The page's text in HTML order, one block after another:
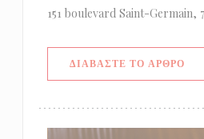
151 boulevard Saint-Germain,
ΔΙΑΒΆΣΤΕ ΤΟ ΆΡΘΡΟ